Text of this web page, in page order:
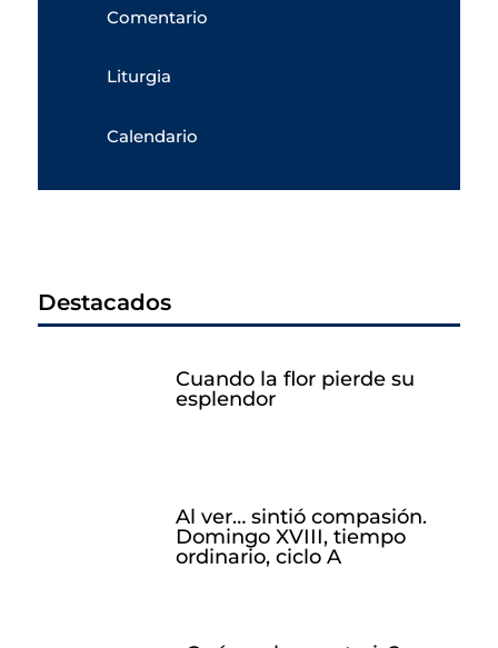
Comentario
Liturgia
Calendario
Destacados
Cuando la flor pierde su
esplendor
Al ver… sintió compasión.
Domingo XVIII, tiempo
ordinario, ciclo A